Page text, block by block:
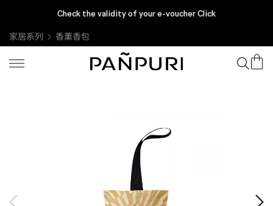
Check the validity of your e-voucher Click
家居系列
香薰香包